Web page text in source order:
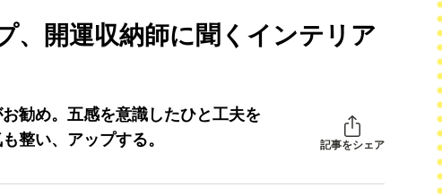
、開運収納師に聞くインテリア
勧め。五感を意識したひと工夫を
整い、アップする。
記事をシェア